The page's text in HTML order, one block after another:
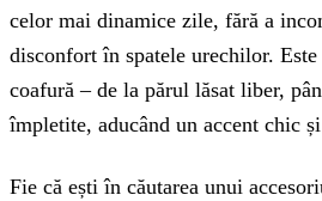
celor mai dinamice zile, fără a
disconfort în spatele urechilor.
coafură – de la părul lăsat liber,
împletite, aducând un accent chic
Fie că ești în căutarea unui